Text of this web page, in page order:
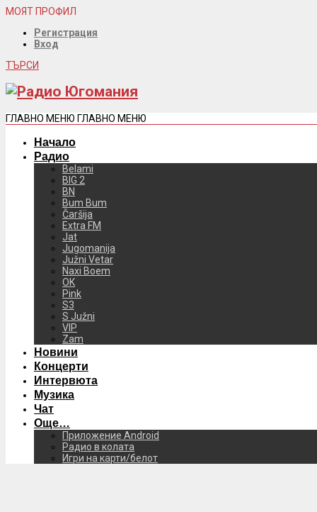
МОЯТ ПРОФИЛ
Регистрация
Вход
ТЪРСИ
ГЛАВНО МЕНЮ ГЛАВНО МЕНЮ
Начало
Радио
Belami
BIG 2
BN
Bum Bum
Čaršija
Extra FM
Jat
Jugomanija
Južni Vetar
Naxi Boem
OK
Pink
S3
S Južni
VIP
Zam
Новини
Концерти
Интервюта
Музика
Чат
Още…
Приложение Android
Радио в колата
Игри на карти/белот